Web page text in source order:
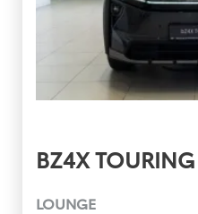
BZ4X TOURING
LOUNGE